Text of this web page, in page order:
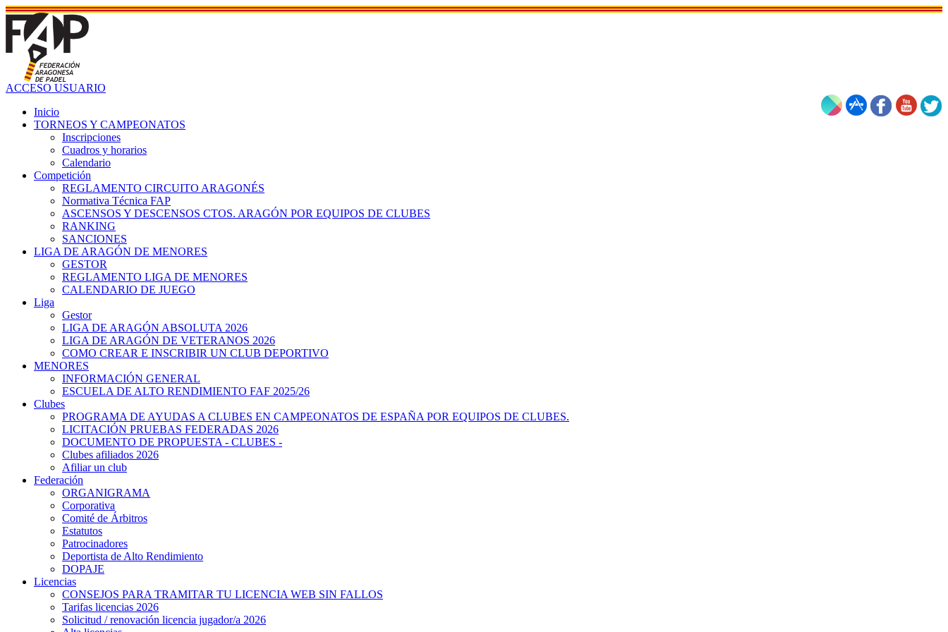
ACCESO USUARIO
Inicio
TORNEOS Y CAMPEONATOS
Inscripciones
Cuadros y horarios
Calendario
Competición
REGLAMENTO CIRCUITO ARAGONÉS
Normativa Técnica FAP
ASCENSOS Y DESCENSOS CTOS. ARAGÓN POR EQUIPOS DE CLUBES
RANKING
SANCIONES
LIGA DE ARAGÓN DE MENORES
GESTOR
REGLAMENTO LIGA DE MENORES
CALENDARIO DE JUEGO
Liga
Gestor
LIGA DE ARAGÓN ABSOLUTA 2026
LIGA DE ARAGÓN DE VETERANOS 2026
COMO CREAR E INSCRIBIR UN CLUB DEPORTIVO
MENORES
INFORMACIÓN GENERAL
ESCUELA DE ALTO RENDIMIENTO FAF 2025/26
Clubes
PROGRAMA DE AYUDAS A CLUBES EN CAMPEONATOS DE ESPAÑA POR EQUIPOS DE CLUBES.
LICITACIÓN PRUEBAS FEDERADAS 2026
DOCUMENTO DE PROPUESTA - CLUBES -
Clubes afiliados 2026
Afiliar un club
Federación
ORGANIGRAMA
Corporativa
Comité de Árbitros
Estatutos
Patrocinadores
Deportista de Alto Rendimiento
DOPAJE
Licencias
CONSEJOS PARA TRAMITAR TU LICENCIA WEB SIN FALLOS
Tarifas licencias 2026
Solicitud / renovación licencia jugador/a 2026